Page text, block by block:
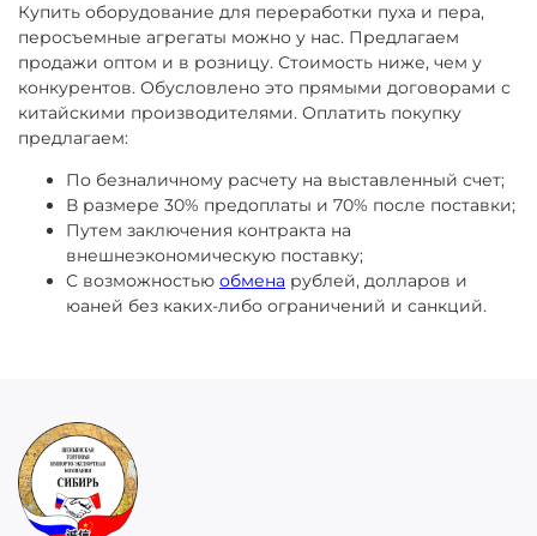
Купить оборудование для переработки пуха и пера,
перосъемные агрегаты можно у нас. Предлагаем
продажи оптом и в розницу. Стоимость ниже, чем у
конкурентов. Обусловлено это прямыми договорами с
китайскими производителями. Оплатить покупку
предлагаем:
По безналичному расчету на выставленный счет;
В размере 30% предоплаты и 70% после поставки;
Путем заключения контракта на
внешнеэкономическую поставку;
С возможностью обмена рублей, долларов и
юаней без каких-либо ограничений и санкций.